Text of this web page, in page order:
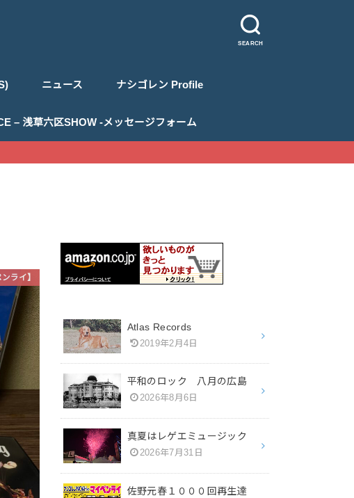
SEARCH
ニュース ナシゴレン Profile
– 浅草六区SHOW -メッセージフォーム
ライ】
Atlas Records
2019年2月4日
平和のロック 八月の広島
2026年8月6日
真夏はレゲエミュージック
2026年7月31日
佐野元春１０００回再生達